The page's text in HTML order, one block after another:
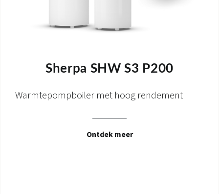
Sherpa SHW S3 P200
Warmtepompboiler met hoog rendement
Ontdek meer